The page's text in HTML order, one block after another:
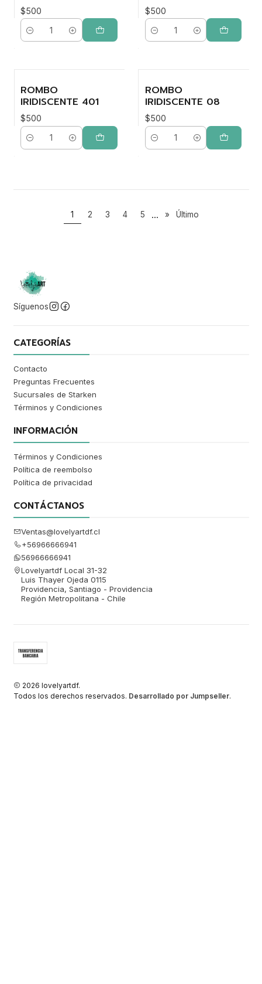
$500
Cantidad
$500
Cantidad
ROMBO
IRIDISCENTE 401
$500
Cantidad
ROMBO
IRIDISCENTE 08
$500
Cantidad
1 2 3 4 5 ... » Último
Síguenos
CATEGORÍAS
Contacto
Preguntas Frecuentes
Sucursales de Starken
Términos y Condiciones
INFORMACIÓN
Términos y Condiciones
Política de reembolso
Política de privacidad
CONTÁCTANOS
Ventas@lovelyartdf.cl
+56966666941
56966666941
Lovelyartdf Local 31-32
Luis Thayer Ojeda 0115
Providencia, Santiago - Providencia
Región Metropolitana - Chile
2026 lovelyartdf.
Todos los derechos reservados. Desarrollado por Jumpseller.